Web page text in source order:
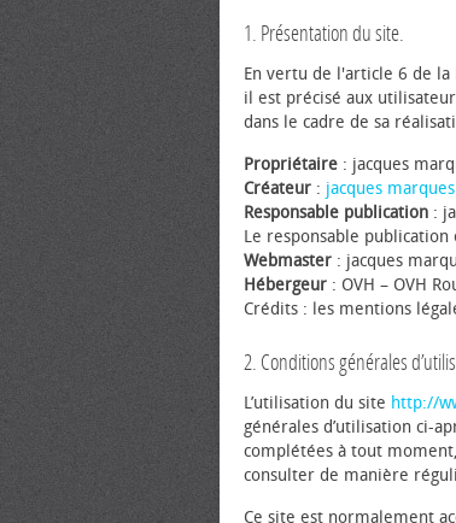
1. Présentation du site.
En vertu de l'article 6 de
il est précisé aux
dans le cadre de sa
Propriétaire : jacques
Créateur : jacques marques
Responsable publication :
Le responsable
Webmaster : jacques
Hébergeur : OVH – OVH
Crédits : les mentions
2. Conditions générales
L’utilisation du site http://
générales d’utilisation ci-
complétées à tout
consulter de manière
Ce site est normalement